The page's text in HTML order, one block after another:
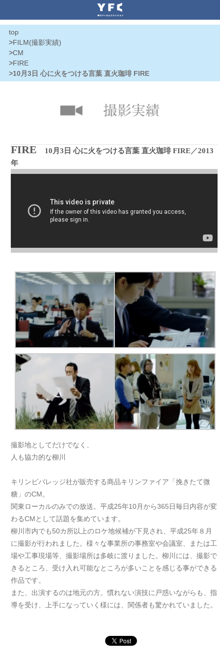
top
>FILM(撮影実績)
>CM
>FIRE
>10月3日 心に火をつける言葉 直火珈琲 FIRE
FIRE 10月3日 心に火をつける言葉 直火珈琲 FIRE／2013
年
撮影地としてだけでなく、
人も協力的な柳川
キリンビバレッジ社が販売する商品キリンファイア「挽きたて微
糖」のCM。
関東ローカルのみでの放送。平成25年10月から365日毎日内容が変
わるCMとして話題を集めています。
柳川市内でも50カ所以上のロケ地候補が下見され、平成25年８月
に撮影が行われました。様々な事業所の事務室や会議室、または工
場や工事現場等、撮影場所は多岐に渡りました。柳川には、撮影で
きるところ、受け入れ可能なところが多いことを感じる事ができる
作品です。
また、出演するのは地元の方。慣れない演技に戸惑いながらも、指
導を受け、上手になっていく様には、関係者も驚かれていました。